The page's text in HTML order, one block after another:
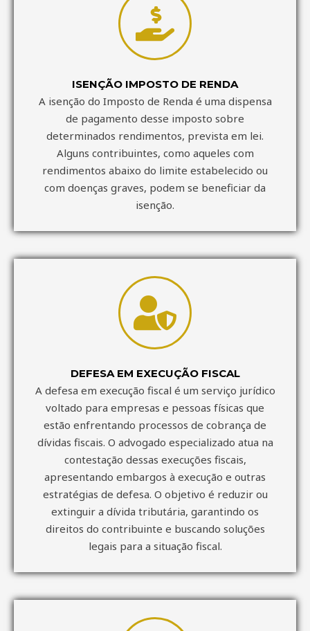
ISENÇÃO IMPOSTO DE RENDA
A isenção do Imposto de Renda é uma dispensa
de pagamento desse imposto sobre
determinados rendimentos, prevista em lei.
Alguns contribuintes, como aqueles com
rendimentos abaixo do limite estabelecido ou
com doenças graves, podem se beneficiar da
isenção.
DEFESA EM EXECUÇÃO FISCAL
A defesa em execução fiscal é um serviço jurídico
voltado para empresas e pessoas físicas que
estão enfrentando processos de cobrança de
dívidas fiscais. O advogado especializado atua na
contestação dessas execuções fiscais,
apresentando embargos à execução e outras
estratégias de defesa. O objetivo é reduzir ou
extinguir a dívida tributária, garantindo os
direitos do contribuinte e buscando soluções
legais para a situação fiscal.